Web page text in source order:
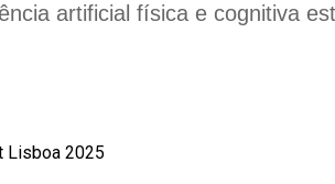
artificial física e cognitiva